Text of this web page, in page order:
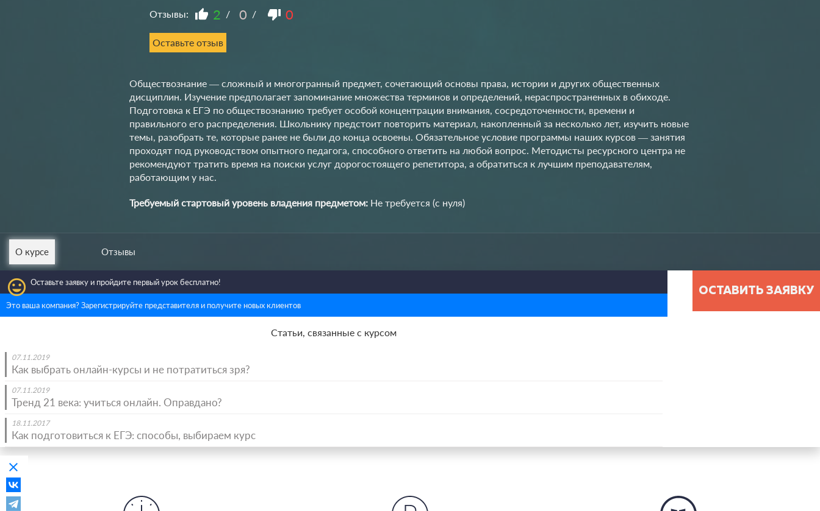
clear
Отзывы: 2 / 0 / 0
Оставьте отзыв
Обществознание — сложный и многогранный предмет, сочетающий основы права, истории и других общественных
дисциплин. Изучение предполагает запоминание множества терминов и определений, нераспространенных в обиходе.
Подготовка к ЕГЭ по обществознанию требует особой концентрации внимания, сосредоточенности, времени и
правильного его распределения. Школьнику предстоит повторить материал, накопленный за несколько лет, изучить новые
темы, разобрать те, которые ранее не были до конца освоены. Обязательное условие программы наших курсов — занятия
проходят под руководством опытного педагога, способного ответить на любой вопрос. Методисты ресурсного центра не
рекомендуют тратить время на поиски услуг дорогостоящего репетитора, а обратиться к лучшим преподавателям,
работающим у нас.
Требуемый стартовый уровень владения предметом: Не требуется (с нуля)
О курсе Отзывы
ОСТАВИТЬ ЗАЯВКУ
insert_emoticon Оставьте заявку и пройдите первый урок бесплатно!
Это ваша компания? Зарегистрируйте представителя и получите новых клиентов
Статьи, связанные с курсом
07.11.2019
Как выбрать онлайн-курсы и не потратиться зря?
07.11.2019
Тренд 21 века: учиться онлайн. Оправдано?
18.11.2017
Как подготовиться к ЕГЭ: способы, выбираем курс